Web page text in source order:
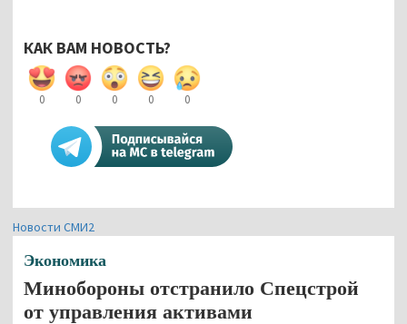
КАК ВАМ НОВОСТЬ?
0 0 0 0 0
Новости СМИ2
Экономика
Минобороны отстранило Спецстрой
от управления активами